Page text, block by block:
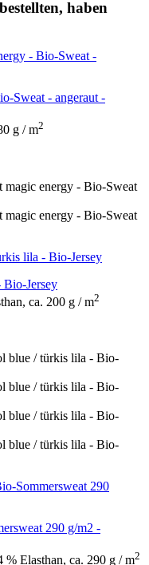
haben
Sweat - angeraut -
g / m2
Bio-Jersey
ca. 200 g / m2
290 g/m2 -
Elasthan, ca. 290 g / m2